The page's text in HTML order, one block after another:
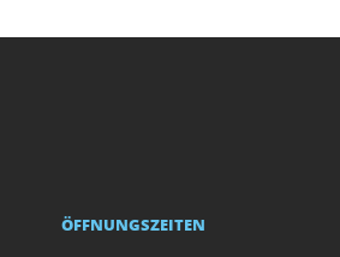
ÖFFNUNGSZEITEN